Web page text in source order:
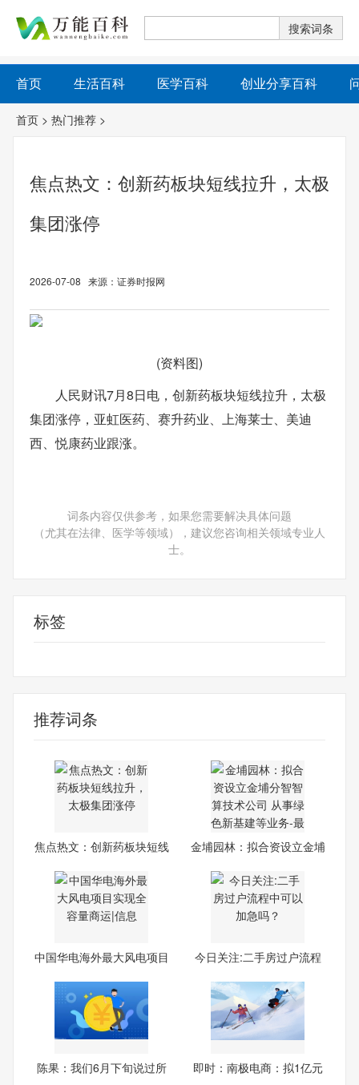
首页 生活百科 医学百科 创业分享百科
首页 > 热门推荐 >
焦点热文：创新药板块短线拉升，太极
集团涨停
2026-07-08 来源：证券时报网
(资料图)
人民财讯7月8日电，创新药板块短线拉升，太极
集团涨停，亚虹医药、赛升药业、上海莱士、美迪
西、悦康药业跟涨。
词条内容仅供参考，如果您需要解决具体问题
（尤其在法律、医学等领域），建议您咨询相关领域专业人
士。
标签
推荐词条
焦点热文：创新药板块短线
金埔园林：拟合资设立金埔
中国华电海外最大风电项目
今日关注:二手房过户流程
陈果：我们6月下旬说过所
即时：南极电商：拟1亿元